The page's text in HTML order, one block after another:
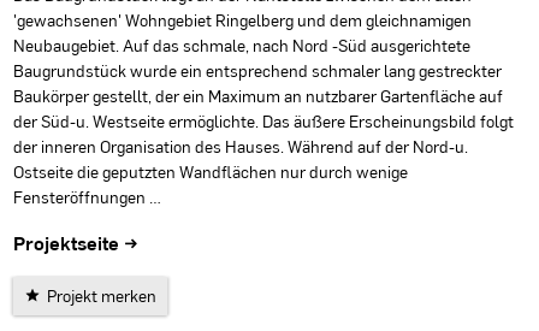
'gewachsenen' Wohngebiet Ringelberg und dem gleichnamigen
Neubaugebiet. Auf das schmale, nach Nord -Süd ausgerichtete
Baugrundstück wurde ein entsprechend schmaler lang gestreckter
Baukörper gestellt, der ein Maximum an nutzbarer Gartenfläche auf
der Süd-u. Westseite ermöglichte. Das äußere Erscheinungsbild folgt
der inneren Organisation des Hauses. Während auf der Nord-u.
Ostseite die geputzten Wandflächen nur durch wenige
Fensteröffnungen …
Projektseite →
Projekt merken